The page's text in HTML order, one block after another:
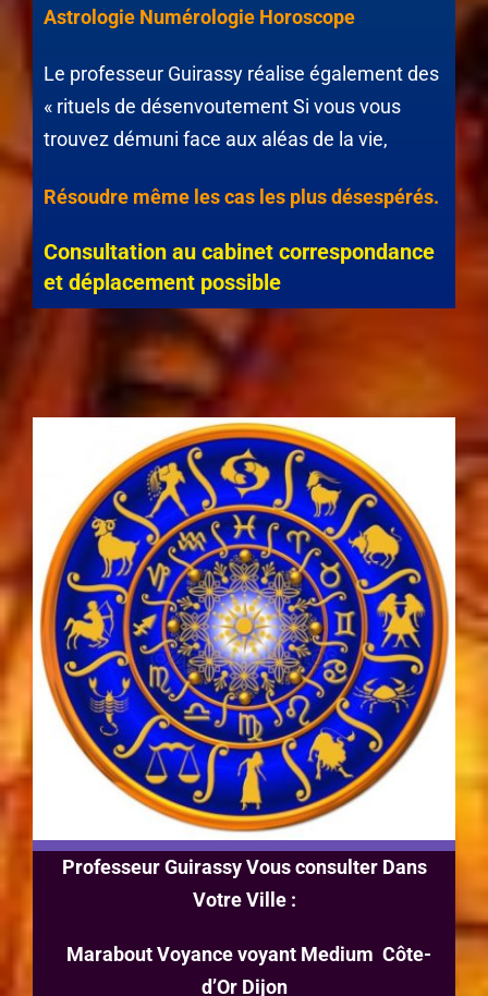
Astrologie Numérologie Horoscope
Le professeur Guirassy réalise également des
« rituels de désenvoutement Si vous vous
trouvez démuni face aux aléas de la vie,
Résoudre même les cas les plus désespérés.
Consultation au cabinet correspondance
et déplacement possible
Professeur Guirassy Vous consulter Dans
Votre Ville :
Marabout Voyance voyant Medium Côte-
d’Or Dijon